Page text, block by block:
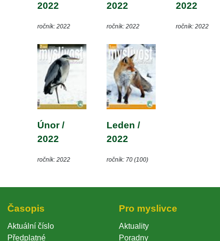
2022
ročník: 2022
2022
ročník: 2022
2022
ročník: 2022
Únor /
2022
ročník: 2022
Leden /
2022
ročník: 70 (100)
Časopi
Aktuální číslo
Předplatné
Pro myslivce
Aktuality
Poradny